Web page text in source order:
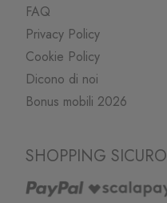
FAQ
Privacy Policy
Cookie Policy
Dicono di noi
Bonus mobili 2026
SHOPPING SICURO